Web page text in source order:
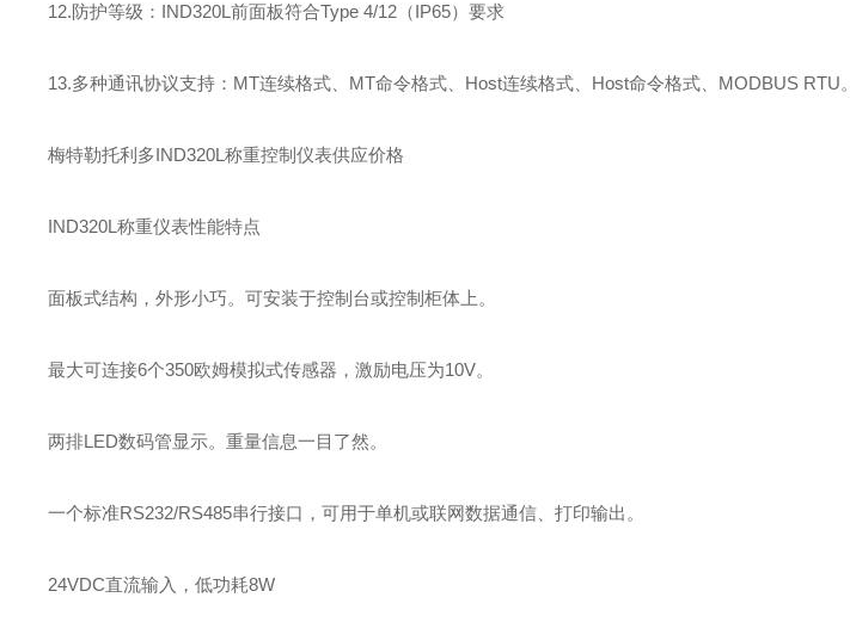
12.防护等级：IND320L前面板符合Type 4/12（IP65）要求
13.多种通讯协议支持：MT连续格式、MT命令格式、Host连续格式、Host命令格式、MODBUS RTU。
梅特勒托利多IND320L称重控制仪表供应价格
IND320L称重仪表性能特点
面板式结构，外形小巧。可安装于控制台或控制柜体上。
最大可连接6个350欧姆模拟式传感器，激励电压为10V。
两排LED数码管显示。重量信息一目了然。
一个标准RS232/RS485串行接口，可用于单机或联网数据通信、打印输出。
24VDC直流输入，低功耗8W